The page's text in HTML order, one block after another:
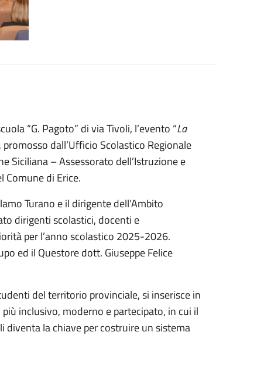
“G. Pagoto” di via Tivoli, l’evento “La
promosso dall’Ufficio Scolastico Regionale
Siciliana – Assessorato dell’Istruzione e
Comune di Erice.
Turano e il dirigente dell’Ambito
dirigenti scolastici, docenti e
per l’anno scolastico 2025-2026.
ed il Questore dott. Giuseppe Felice
del territorio provinciale, si inserisce in
inclusivo, moderno e partecipato, in cui il
la chiave per costruire un sistema